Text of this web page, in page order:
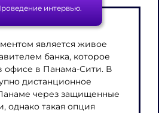
интервью.
является живое
банка, которое
офисе в Панама-Сити. В
дистанционное
через защищенные
однако такая опция